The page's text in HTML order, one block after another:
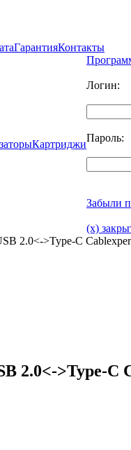
ГарантияКонтакты
Картриджи
Логин:
Пароль:
Забыли
(x)
2.0<->Type-C
2.0<->Type-